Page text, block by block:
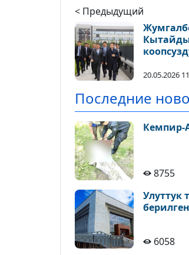
< Предыдущий
20.05.2026
Последние
Кемпир-
8755
Улуттук
6058